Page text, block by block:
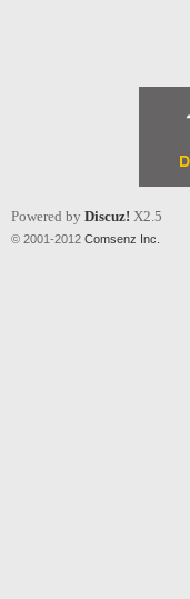
Powered by Discuz! X2.5
© 2001-2012 Comsenz Inc.